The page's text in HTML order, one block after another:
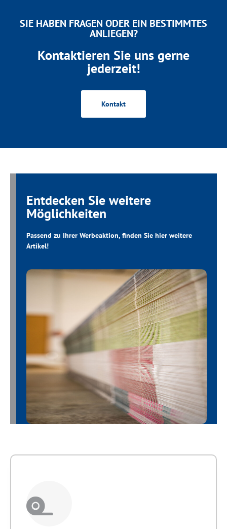
SIE HABEN FRAGEN ODER EIN BESTIMMTES
ANLIEGEN?
Kontaktieren Sie uns gerne
jederzeit!
Kontakt
Entdecken Sie weitere
Möglichkeiten
Passend zu Ihrer Werbeaktion, finden Sie hier weitere
Artikel!